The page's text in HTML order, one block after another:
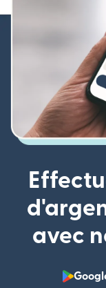
avec